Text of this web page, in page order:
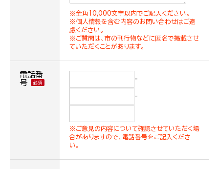
※全角10,000文字以内でご記入ください。
※個人情報を含む内容のお問い合わせはご遠
慮ください。
※ご質問は、市の刊行物などに匿名で掲載させ
ていただくことがあります。
電話番
号
-
-
※ご意見の内容について確認させていただく場
合がありますので、電話番号をご記入くださ
い。